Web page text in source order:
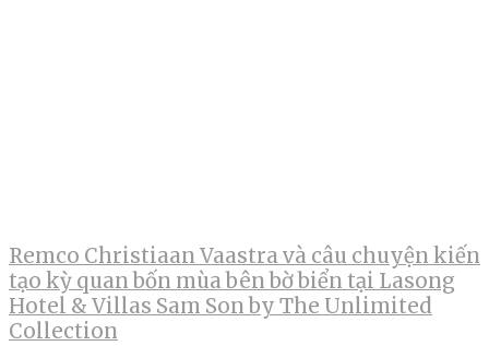
Remco Christiaan Vaastra và câu chuyện kiến
tạo kỳ quan bốn mùa bên bờ biển tại Lasong
Hotel & Villas Sam Son by The Unlimited
Collection